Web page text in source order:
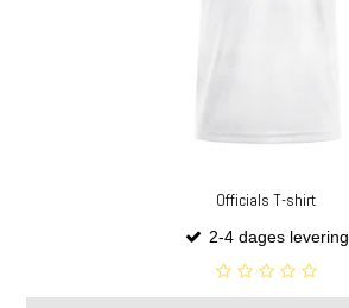
Officials T-shirt
2-4 dages levering